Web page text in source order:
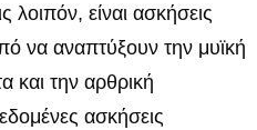
λοιπόν, είναι ασκήσεις
να αναπτύξουν την μυϊκή
και την αρθρική
ασκήσεις